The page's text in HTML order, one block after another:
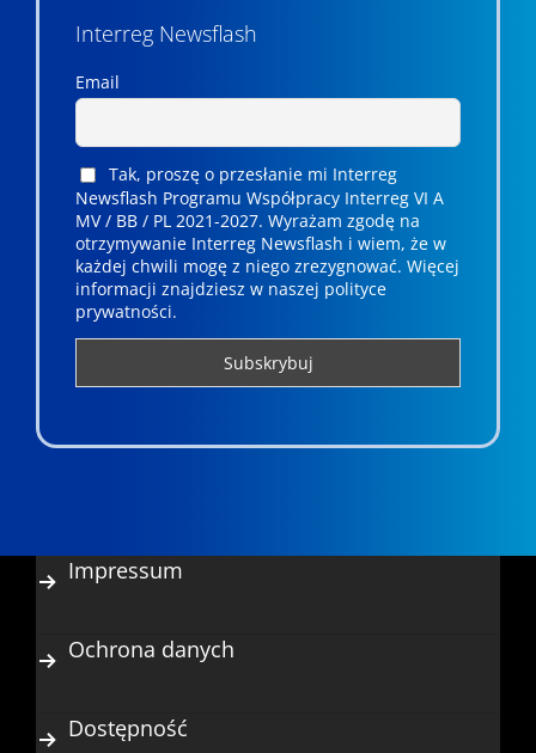
Interreg Newsflash
Email
Tak, proszę o przesłanie mi Interreg
Newsflash Programu Współpracy Interreg VI A
MV / BB / PL 2021-2027. Wyrażam zgodę na
otrzymywanie Interreg Newsflash i wiem, że w
każdej chwili mogę z niego zrezygnować. ­­Więcej
informacji znajdziesz w naszej polityce
prywatności.
Impressum
Ochrona danych
Dostępność